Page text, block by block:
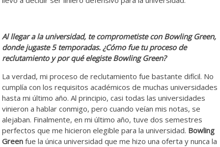
Al llegar a la universidad, te comprometiste con Bowling Green,
donde jugaste 5 temporadas. ¿Cómo fue tu proceso de
reclutamiento y por qué elegiste Bowling Green?
La verdad, mi proceso de reclutamiento fue bastante difícil. No
cumplía con los requisitos académicos de muchas universidades
hasta mi último año. Al principio, casi todas las universidades
vinieron a hablar conmigo, pero cuando veían mis notas, se
alejaban. Finalmente, en mi último año, tuve dos semestres
perfectos que me hicieron elegible para la universidad. Bowling
Green fue la única universidad que me hizo una oferta y nunca la